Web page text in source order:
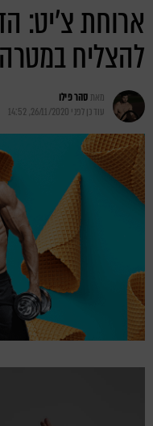
ארוחת צ'יט:
להצליח במטרה
מאתסהר פילו
עודכן לפני 26/11/2020, 14:52